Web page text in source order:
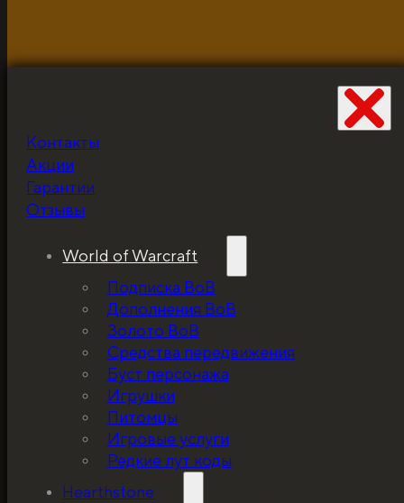
Контакты
Акции
Гарантии
Отзывы
World of Warcraft
Подписка ВоВ
Дополнения ВоВ
Золото ВоВ
Средства передвижения
Буст персонажа
Игрушки
Питомцы
Игровые услуги
Редкие лут коды
Hearthstone